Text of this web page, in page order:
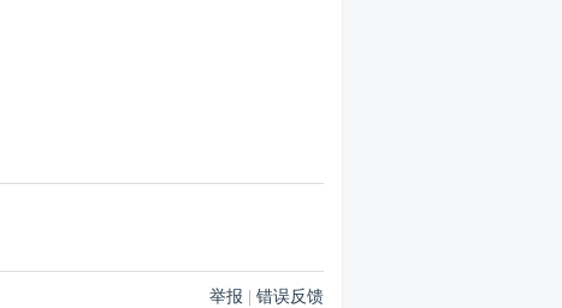
举报 错误反馈